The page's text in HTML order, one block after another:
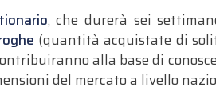
, che durerà sei
(quantità acquistate di
alla base di
del mercato a livello